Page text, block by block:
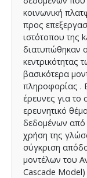
κοινωνική
προς
ιστότοπου της
διατυπώθηκαν
κεντρικότητας
βασικότερα
πληροφορίας .
έρευνες για το
ερευνητικό
δεδομένων από
χρήση της
σύγκριση
μοντέλων του
Cascade Model)